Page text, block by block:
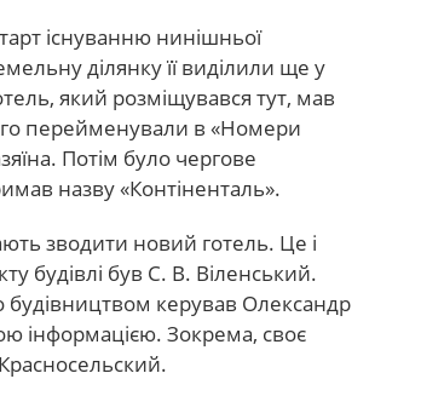
існуванню нинішньої
ділянку її виділили ще у
який розміщувався тут, мав
перейменували в «Номери
Потім було чергове
назву «Контіненталь».
зводити новий готель. Це і
будівлі був С. В. Віленський.
будівництвом керував Олександр
інформацією. Зокрема, своє